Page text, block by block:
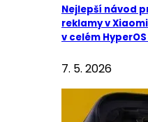
Nejlepší návod
reklamy v
v celém
7. 5. 2026